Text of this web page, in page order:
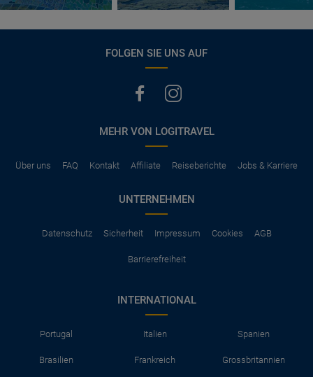
FOLGEN SIE UNS AUF
MEHR VON LOGITRAVEL
Über uns FAQ Kontakt Affiliate Reiseberichte Jobs & Karriere
UNTERNEHMEN
Datenschutz Sicherheit Impressum Cookies AGB
Barrierefreiheit
INTERNATIONAL
Portugal Italien Spanien
Brasilien Frankreich Grossbritannien